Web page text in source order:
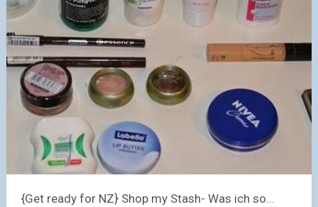
{Get ready for NZ} Shop my Stash- Was ich so...